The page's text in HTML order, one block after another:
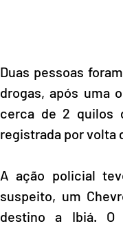
Duas pessoas
drogas, após uma
cerca de 2 quilos
registrada por volta
A ação policial
suspeito, um
destino a Ibiá. O